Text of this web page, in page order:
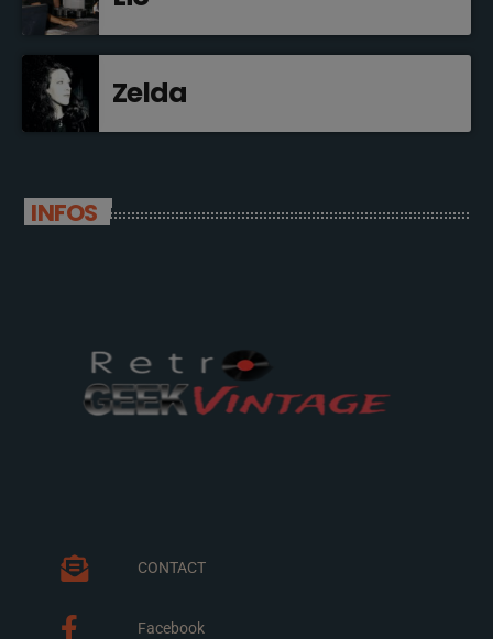
Zelda
INFOS
CONTACT
Facebook